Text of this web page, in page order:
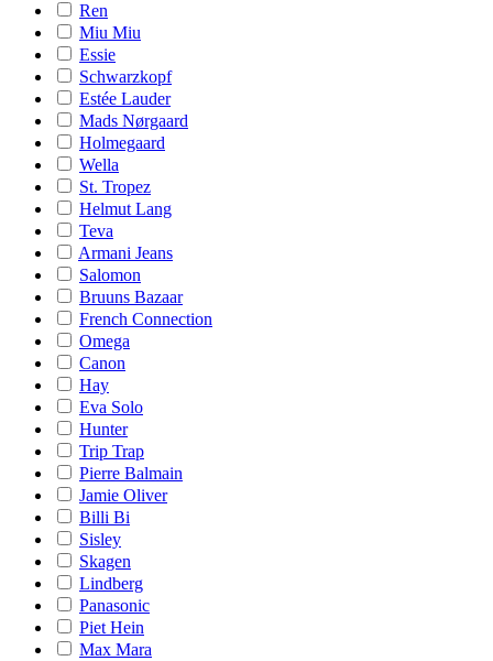
Ren
Miu Miu
Essie
Schwarzkopf
Estée Lauder
Mads Nørgaard
Holmegaard
Wella
St. Tropez
Helmut Lang
Teva
Armani Jeans
Salomon
Bruuns Bazaar
French Connection
Omega
Canon
Hay
Eva Solo
Hunter
Trip Trap
Pierre Balmain
Jamie Oliver
Billi Bi
Sisley
Skagen
Lindberg
Panasonic
Piet Hein
Max Mara